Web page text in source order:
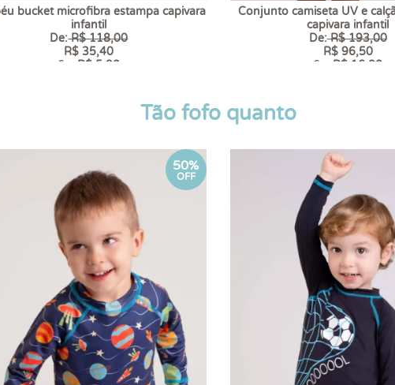
bucket microfibra estampa capivara
infantil
De:R$ 118,00
R$ 35,40
6 x R$ 5,90
Conjunto camiseta UV e
capivara infantil
De:R$ 193,00
R$ 96,50
6 x R$ 16,08
Tão fofo quanto
50%
OFF